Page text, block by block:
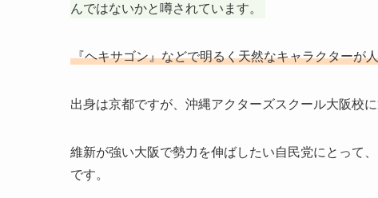
んではないかと噂されています。
『ヘキサゴン』などで明るく天然なキャラクターが
出身は京都ですが、沖縄アクターズスクール大阪校
維新が強い大阪で勢力を伸ばしたい自民党にとって
です。